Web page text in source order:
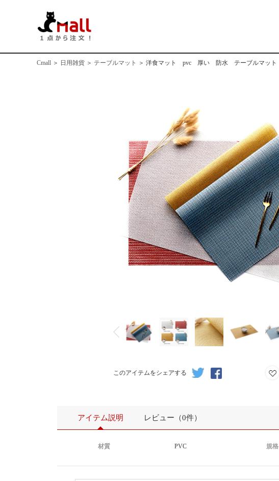
Cmall ＞ 日用雑貨 ＞ テーブルマット ＞ 洋食マット pvc 厚い 防水 テーブルマット
このアイテムをシェアする
アイテム説明 レビュー（0件）
材質 PVC 規格